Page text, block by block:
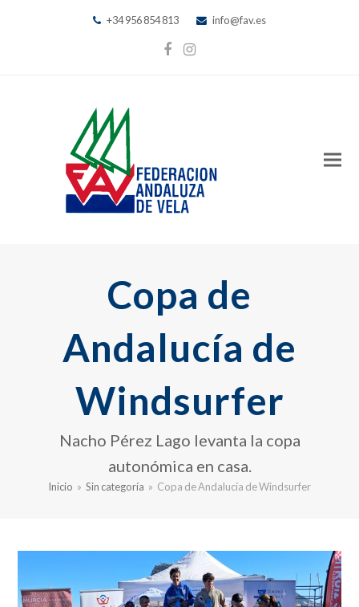
+34 956 854 813 info@fav.es
Facebook
Instagram
Copa de
Andalucía de
Windsurfer
Nacho Pérez Lago levanta la copa
autonómica en casa.
Inicio » Sin categoría » Copa de Andalucía de Windsurfer